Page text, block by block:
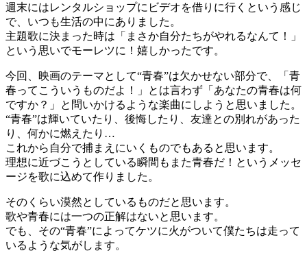
週末にはレンタルショップにビデオを借りに行くという感じ
で、いつも生活の中にありました。
主題歌に決まった時は「まさか自分たちがやれるなんて！」
という思いでモーレツに！嬉しかったです。
今回、映画のテーマとして“青春”は欠かせない部分で、「青
春ってこういうものだよ！」とは言わず「あなたの青春は何
ですか？」と問いかけるような楽曲にしようと思いました。
“青春”は輝いていたり、後悔したり、友達との別れがあった
り、何かに燃えたり…
これから自分で捕まえにいくものでもあると思います。
理想に近づこうとしている瞬間もまた青春だ！というメッセ
ージを歌に込めて作りました。
そのくらい漠然としているものだと思います。
歌や青春には一つの正解はないと思います。
でも、その“青春”によってケツに火がついて僕たちは走って
いるような気がします。